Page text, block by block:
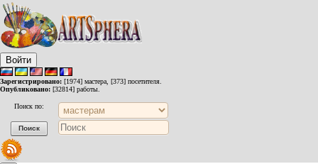
Войти
Зарегистрировано: [1974] мастера, [373] посетителя.
Опубликовано: [32814] работы.
Поиск по: